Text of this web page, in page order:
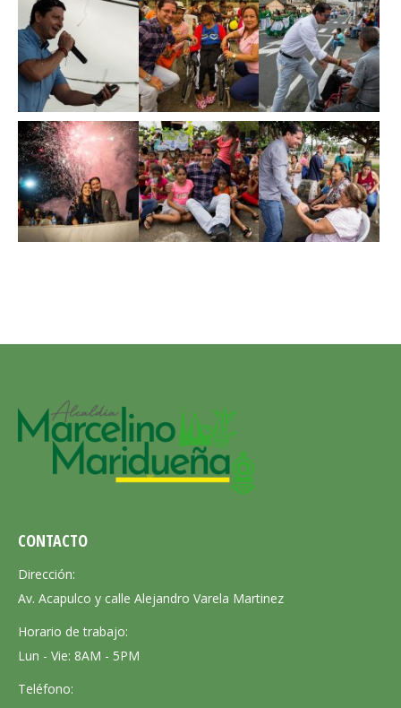
CONTACTO
Dirección:
Av. Acapulco y calle Alejandro Varela Martinez
Horario de trabajo:
Lun - Vie: 8AM - 5PM
Teléfono: